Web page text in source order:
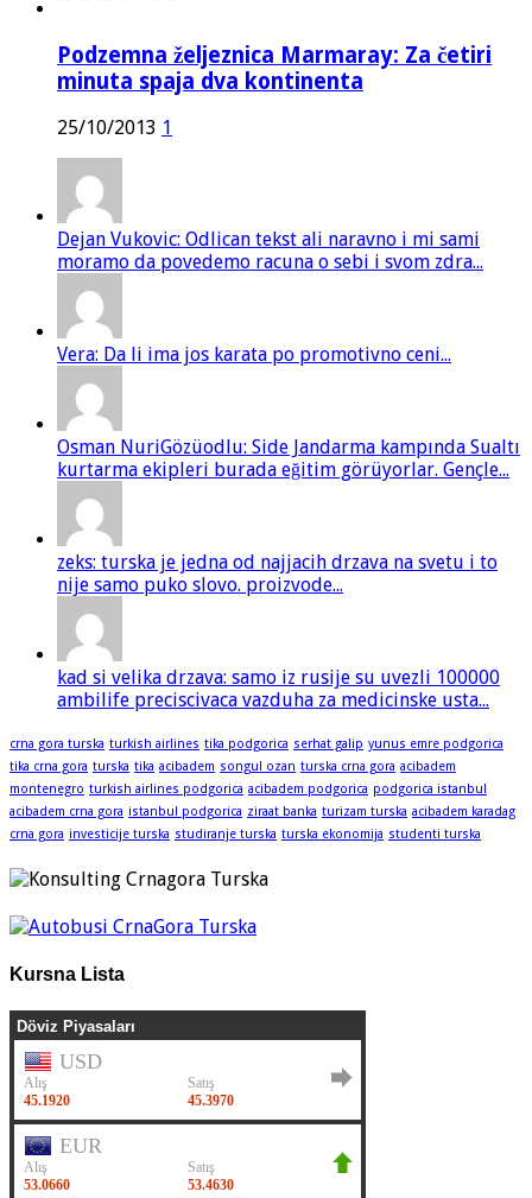
Podzemna željeznica Marmaray: Za četiri
minuta spaja dva kontinenta
25/10/2013 1
Dejan Vukovic: Odlican tekst ali naravno i mi sami
moramo da povedemo racuna o sebi i svom zdra...
Vera: Da li ima jos karata po promotivno ceni...
Osman NuriGözüodlu: Side Jandarma kampında Sualtı
kurtarma ekipleri burada eğitim görüyorlar. Gençle...
zeks: turska je jedna od najjacih drzava na svetu i to
nije samo puko slovo. proizvode...
kad si velika drzava: samo iz rusije su uvezli 100000
ambilife preciscivaca vazduha za medicinske usta...
crna gora turska turkish airlines tika podgorica serhat galip yunus emre podgorica
tika crna gora turska tika acibadem songul ozan turska crna gora acibadem
montenegro turkish airlines podgorica acibadem podgorica podgorica istanbul
acibadem crna gora istanbul podgorica ziraat banka turizam turska acibadem karadag
crna gora investicije turska studiranje turska turska ekonomija studenti turska
Kursna Lista